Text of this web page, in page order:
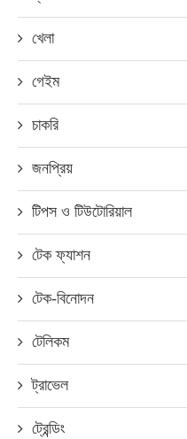
খেলা
গেইম
চাকরি
জনপ্রিয়
টিপস ও টিউটোরিয়াল
টেক ফ্যাশন
টেক-বিনোদন
টেলিকম
ট্রাভেল
ট্রেন্ডিং